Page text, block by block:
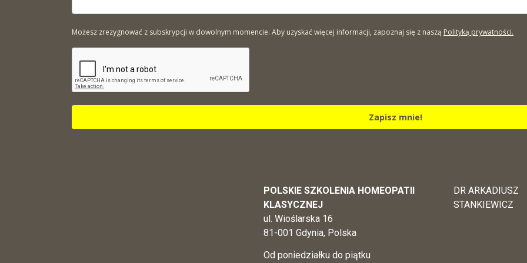
Możesz zrezygnować z subskrypcji w dowolnym momencie. Aby uzyskać więcej informacji, zapoznaj się z naszą Polityką prywatności.
Zapisz mnie!
POLSKIE SZKOLENIA HOMEOPATII
KLASYCZNEJ
ul. Wioślarska 16
81-001 Gdynia, Polska
Od poniedziałku do piątku
DR ARKADIUSZ
STANKIEWICZ